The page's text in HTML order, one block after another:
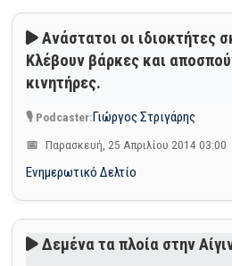
Ανάστατοι οι ιδιοκτήτες
Κλέβουν βάρκες και
κινητήρες.
Γιώργος Στριγάρης
Παρασκευή, 25 Απριλίου 2014 03:00
Ενημερωτικό Δελτίο
Δεμένα τα πλοία στην